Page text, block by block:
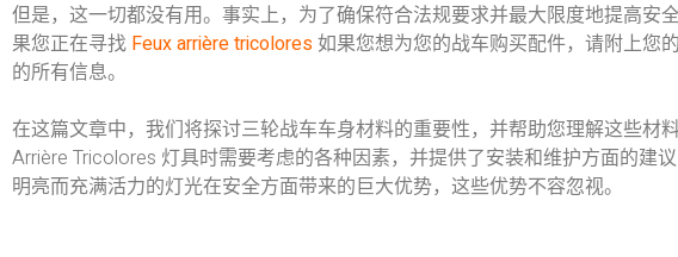
但是，这一切都没有用。事实上，为了确保符合法规要求并最大限度地提高安
果您正在寻找 Feux arrière tricolores如果您想为您的战车购买配件，请附上您
的所有信息。
在这篇文章中，我们将探讨三轮战车车身材料的重要性，并帮助您理解这些材
Arrière Tricolores 灯具时需要考虑的各种因素，并提供了安装和维护方面的建
明亮而充满活力的灯光在安全方面带来的巨大优势，这些优势不容忽视。